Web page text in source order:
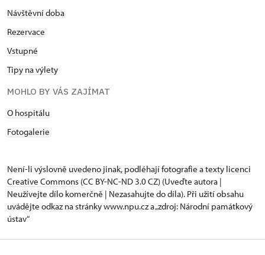
Návštěvní doba
Rezervace
Vstupné
Tipy na výlety
MOHLO BY VÁS ZAJÍMAT
O hospitálu
Fotogalerie
Není-li výslovně uvedeno jinak, podléhají fotografie a texty licenci
Creative Commons (CC BY-NC-ND 3.0 CZ) (Uveďte autora |
Neužívejte dílo komerčně | Nezasahujte do díla). Při užití obsahu
uvádějte odkaz na stránky www.npu.cz a „zdroj: Národní památkový
ústav“